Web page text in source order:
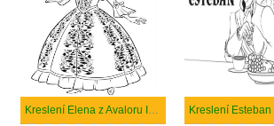
Kreslení Elena z Avaloru Isabel